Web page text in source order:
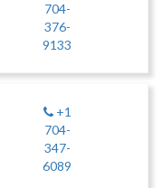
704-
376-
9133
+1
704-
347-
6089